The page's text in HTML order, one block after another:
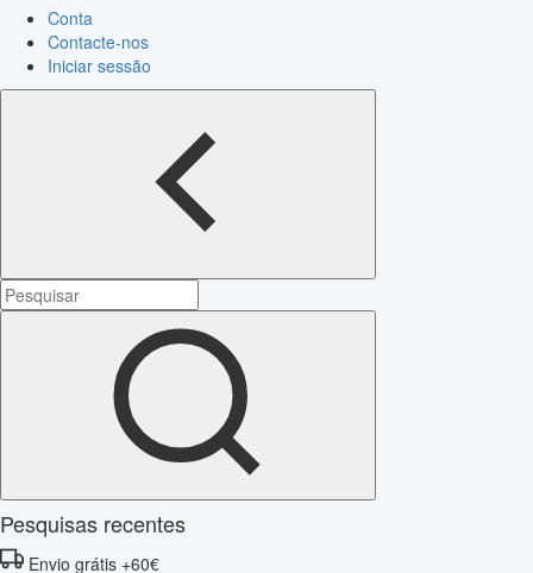
Conta
Contacte-nos
Iniciar sessão
Pesquisas recentes
Envio grátis +60€